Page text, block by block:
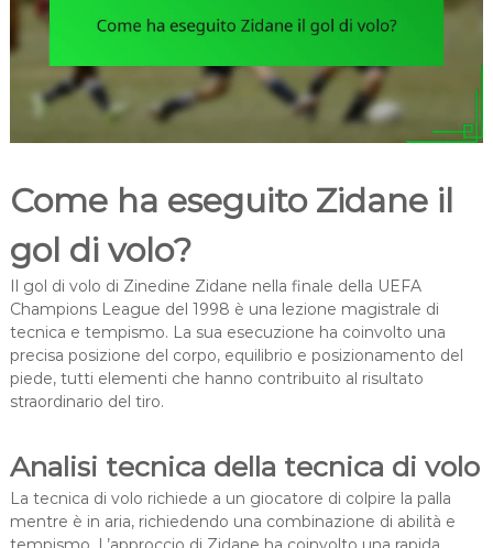
Come ha eseguito Zidane il
gol di volo?
Il gol di volo di Zinedine Zidane nella finale della UEFA
Champions League del 1998 è una lezione magistrale di
tecnica e tempismo. La sua esecuzione ha coinvolto una
precisa posizione del corpo, equilibrio e posizionamento del
piede, tutti elementi che hanno contribuito al risultato
straordinario del tiro.
Analisi tecnica della tecnica di volo
La tecnica di volo richiede a un giocatore di colpire la palla
mentre è in aria, richiedendo una combinazione di abilità e